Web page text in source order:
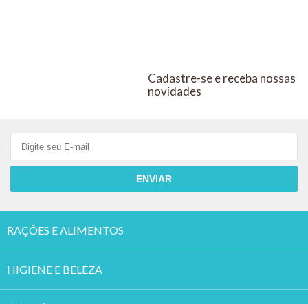
Cadastre-se e receba nossas
novidades
ENVIAR
RAÇÕES E ALIMENTOS
HIGIENE E BELEZA